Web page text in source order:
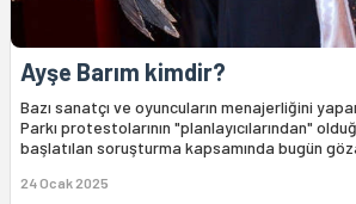
Ayşe Barım kimdir?
Bazı sanatçı ve oyuncuların menajerliğini
Parkı protestolarının "planlayıcılarından"
başlatılan soruşturma kapsamında bugün
24 Ocak 2025